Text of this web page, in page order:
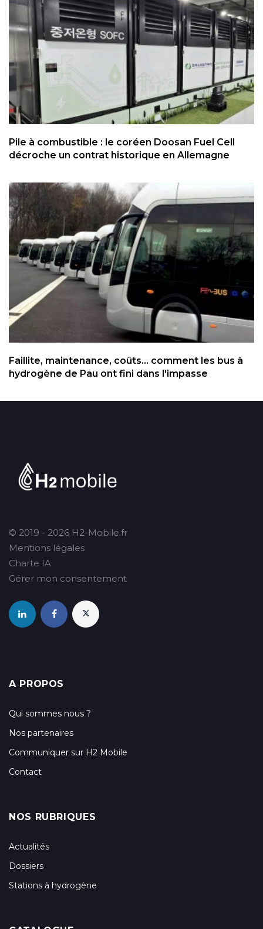
Pile à combustible : le coréen Doosan Fuel Cell
décroche un contrat historique en Allemagne
Faillite, maintenance, coûts... comment les bus à
hydrogène de Pau ont fini dans l'impasse
© 2019 - 2026 H2-Mobile.fr
Mentions légales
Charte IA
Gérer mon consentement
A PROPOS
Qui sommes nous ?
Nos partenaires
Communiquer sur H2 Mobile
Contact
NOS RUBRIQUES
Actualités
Dossiers
Stations à hydrogène